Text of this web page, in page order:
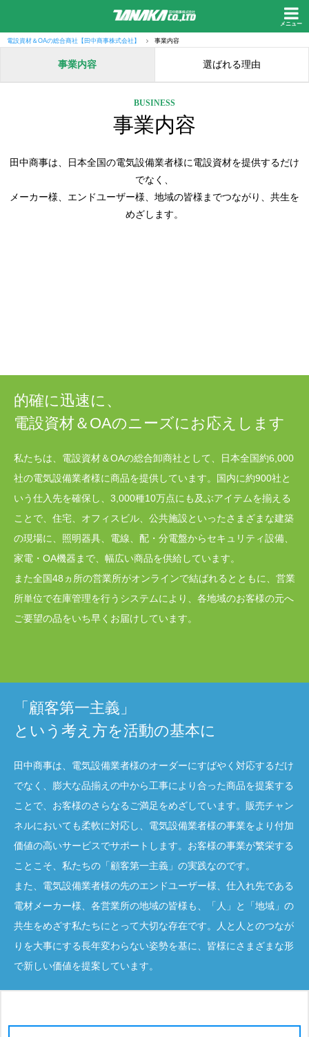
メニュー
電設資材＆OAの総合商社【田中商事株式会社】 事業内容
事業内容 選ばれる理由
BUSINESS
事業内容
田中商事は、日本全国の電気設備業者様に電設資材を提供するだけ
でなく、
メーカー様、エンドユーザー様、地域の皆様までつながり、共生を
めざします。
的確に迅速に、
電設資材＆OAのニーズにお応えします
私たちは、電設資材＆OAの総合卸商社として、日本全国約6,000
社の電気設備業者様に商品を提供しています。国内に約900社と
いう仕入先を確保し、3,000種10万点にも及ぶアイテムを揃える
ことで、住宅、オフィスビル、公共施設といったさまざまな建築
の現場に、照明器具、電線、配・分電盤からセキュリティ設備、
家電・OA機器まで、幅広い商品を供給しています。
また全国48ヵ所の営業所がオンラインで結ばれるとともに、営業
所単位で在庫管理を行うシステムにより、各地域のお客様の元へ
ご要望の品をいち早くお届けしています。
「顧客第一主義」
という考え方を活動の基本に
田中商事は、電気設備業者様のオーダーにすばやく対応するだけ
でなく、膨大な品揃えの中から工事により合った商品を提案する
ことで、お客様のさらなるご満足をめざしています。販売チャン
ネルにおいても柔軟に対応し、電気設備業者様の事業をより付加
価値の高いサービスでサポートします。お客様の事業が繁栄する
ことこそ、私たちの「顧客第一主義」の実践なのです。
また、電気設備業者様の先のエンドユーザー様、仕入れ先である
電材メーカー様、各営業所の地域の皆様も、「人」と「地域」の
共生をめざす私たちにとって大切な存在です。人と人とのつなが
りを大事にする長年変わらない姿勢を基に、皆様にさまざまな形
で新しい価値を提案しています。